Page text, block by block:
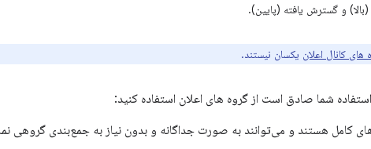
و گسترش یافته (پایین).
های کانال اعلان یکسان نیستند.
شما صادق است از گروه های اعلان استفاده کنید:
کامل هستند و می‌توانند به صورت جداگانه و بدون نیاز به جمع‌بندی گروهی